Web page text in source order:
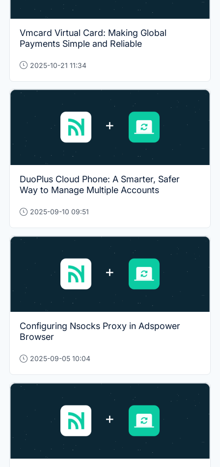
Vmcard Virtual Card: Making Global
Payments Simple and Reliable
2025-10-21 11:34
DuoPlus Cloud Phone: A Smarter, Safer
Way to Manage Multiple Accounts
2025-09-10 09:51
Configuring Nsocks Proxy in Adspower
Browser
2025-09-05 10:04